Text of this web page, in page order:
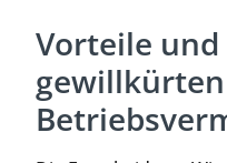
Vorteile
gewillkürten